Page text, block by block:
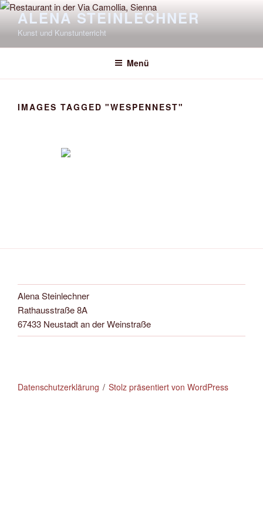
Zum
Inhalt
springen
ALENA STEINLECHNER
Kunst und Kunstunterricht
Menü
IMAGES TAGGED "WESPENNEST"
Alena Steinlechner
Rathausstraße 8A
67433 Neustadt an der Weinstraße
Datenschutzerklärung Stolz präsentiert von WordPress